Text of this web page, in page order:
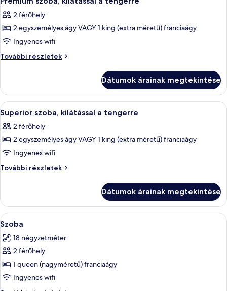
következő
szoba
összes
képének
megtekintése:
kilátással
a
tengerre
2 férőhely
2 egyszemélyes ágy VAGY 1 king (extra méretű) franciaágy
Ingyenes wifi
További részletek
Prémium
tengerre
további
részletei
Dátumok árainak megtekintése
A
következő
szoba
összes
képének
megtekintése:
kilátással
a
tengerre
Superior szoba, kilátással a tengerre |
8
Superior szoba, kilátással a tengerre
2 férőhely
2 egyszemélyes ágy VAGY 1 king (extra méretű) franciaágy
Ingyenes wifi
További részletek
Superior
tengerre
további
részletei
Dátumok árainak megtekintése
A
következő
szoba
összes
képének
megtekintése:
Szoba
Íróasztal, sötétítőfüggöny,
5
Szoba
18 négyzetméter
2 férőhely
1 queen (nagyméretű) franciaágy
Ingyenes wifi